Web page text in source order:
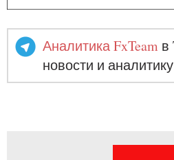
Аналитика FxTeam в
новости и